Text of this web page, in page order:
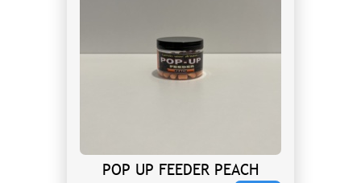
POP UP FEEDER PEACH